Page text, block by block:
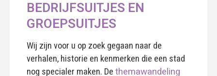
BEDRIJFSUITJES EN
GROEPSUITJES
Wij zijn voor u op zoek gegaan naar de
verhalen, historie en kenmerken die een stad
nog specialer maken. De themawandeling